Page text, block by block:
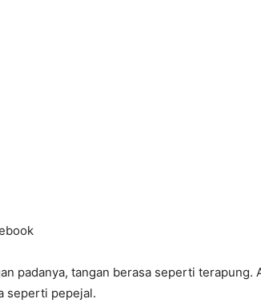
padanya, tangan berasa seperti terapung.
seperti pepejal.